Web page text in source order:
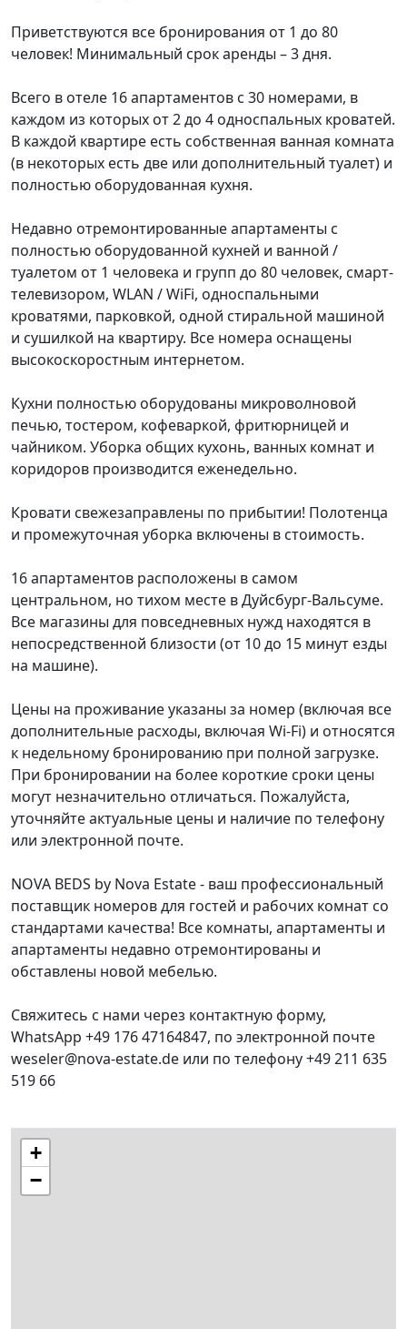
Приветствуются все бронирования от 1 до 80
человек! Минимальный срок аренды – 3 дня.
Всего в отеле 16 апартаментов с 30 номерами, в
каждом из которых от 2 до 4 односпальных кроватей.
В каждой квартире есть собственная ванная комната
(в некоторых есть две или дополнительный туалет) и
полностью оборудованная кухня.
Недавно отремонтированные апартаменты с
полностью оборудованной кухней и ванной /
туалетом от 1 человека и групп до 80 человек, смарт-
телевизором, WLAN / WiFi, односпальными
кроватями, парковкой, одной стиральной машиной
и сушилкой на квартиру. Все номера оснащены
высокоскоростным интернетом.
Кухни полностью оборудованы микроволновой
печью, тостером, кофеваркой, фритюрницей и
чайником. Уборка общих кухонь, ванных комнат и
коридоров производится еженедельно.
Кровати свежезаправлены по прибытии! Полотенца
и промежуточная уборка включены в стоимость.
16 апартаментов расположены в самом
центральном, но тихом месте в Дуйсбург-Вальсуме.
Все магазины для повседневных нужд находятся в
непосредственной близости (от 10 до 15 минут езды
на машине).
Цены на проживание указаны за номер (включая все
дополнительные расходы, включая Wi-Fi) и относятся
к недельному бронированию при полной загрузке.
При бронировании на более короткие сроки цены
могут незначительно отличаться. Пожалуйста,
уточняйте актуальные цены и наличие по телефону
или электронной почте.
NOVA BEDS by Nova Estate - ваш профессиональный
поставщик номеров для гостей и рабочих комнат со
стандартами качества! Все комнаты, апартаменты и
апартаменты недавно отремонтированы и
обставлены новой мебелью.
Свяжитесь с нами через контактную форму,
WhatsApp +49 176 47164847, по электронной почте
weseler@nova-estate.de или по телефону +49 211 635
519 66
+
−